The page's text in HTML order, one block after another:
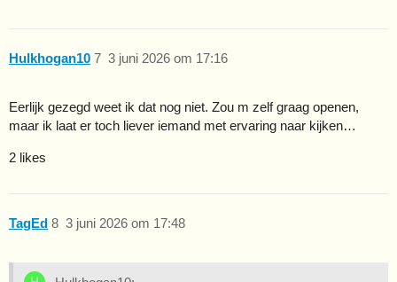
Hulkhogan10 3 juni 2026 om 17:16
7
Eerlijk gezegd weet ik dat nog niet. Zou m zelf graag openen,
maar ik laat er toch liever iemand met ervaring naar kijken…
2 likes
TagEd 3 juni 2026 om 17:48
8